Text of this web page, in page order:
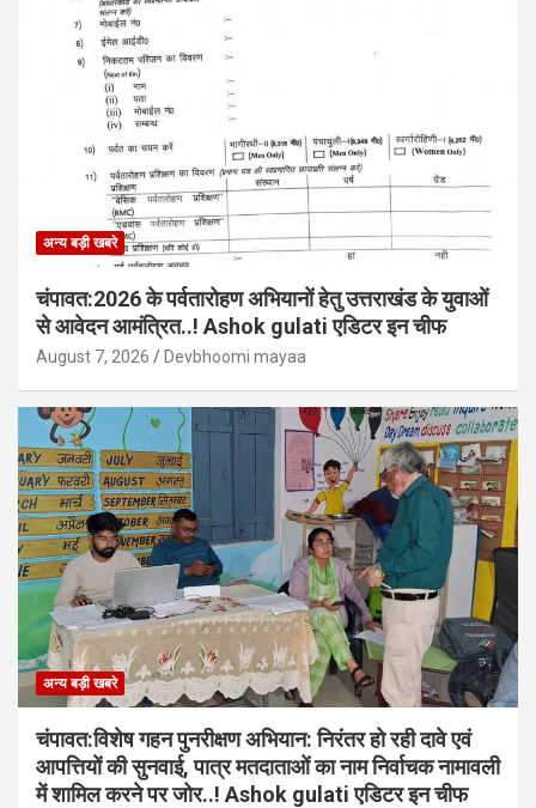
अन्य बड़ी खबरे
चंपावत:2026 के पर्वतारोहण अभियानों हेतु उत्तराखंड के युवाओं
से आवेदन आमंत्रित..! Ashok gulati एडिटर इन चीफ
August 7, 2026 Devbhoomi mayaa
अन्य बड़ी खबरे
चंपावत:विशेष गहन पुनरीक्षण अभियान: निरंतर हो रही दावे एवं
आपत्तियों की सुनवाई, पात्र मतदाताओं का नाम निर्वाचक नामावली
में शामिल करने पर जोर..! Ashok gulati एडिटर इन चीफ